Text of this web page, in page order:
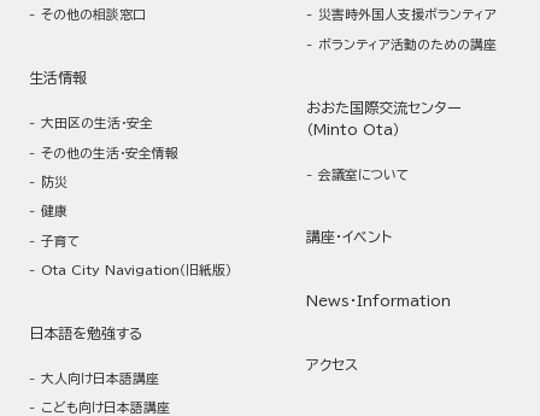
その他の相談窓口
生活情報
大田区の生活・安全
その他の生活・安全情報
防災
健康
子育て
Ota City Navigation（旧紙版）
日本語を勉強する
大人向け日本語講座
こども向け日本語講座
災害時外国人支援ボランティア
ボランティア活動のための講座
おおた国際交流センター
（Minto Ota）
会議室について
講座・イベント
News・Information
アクセス